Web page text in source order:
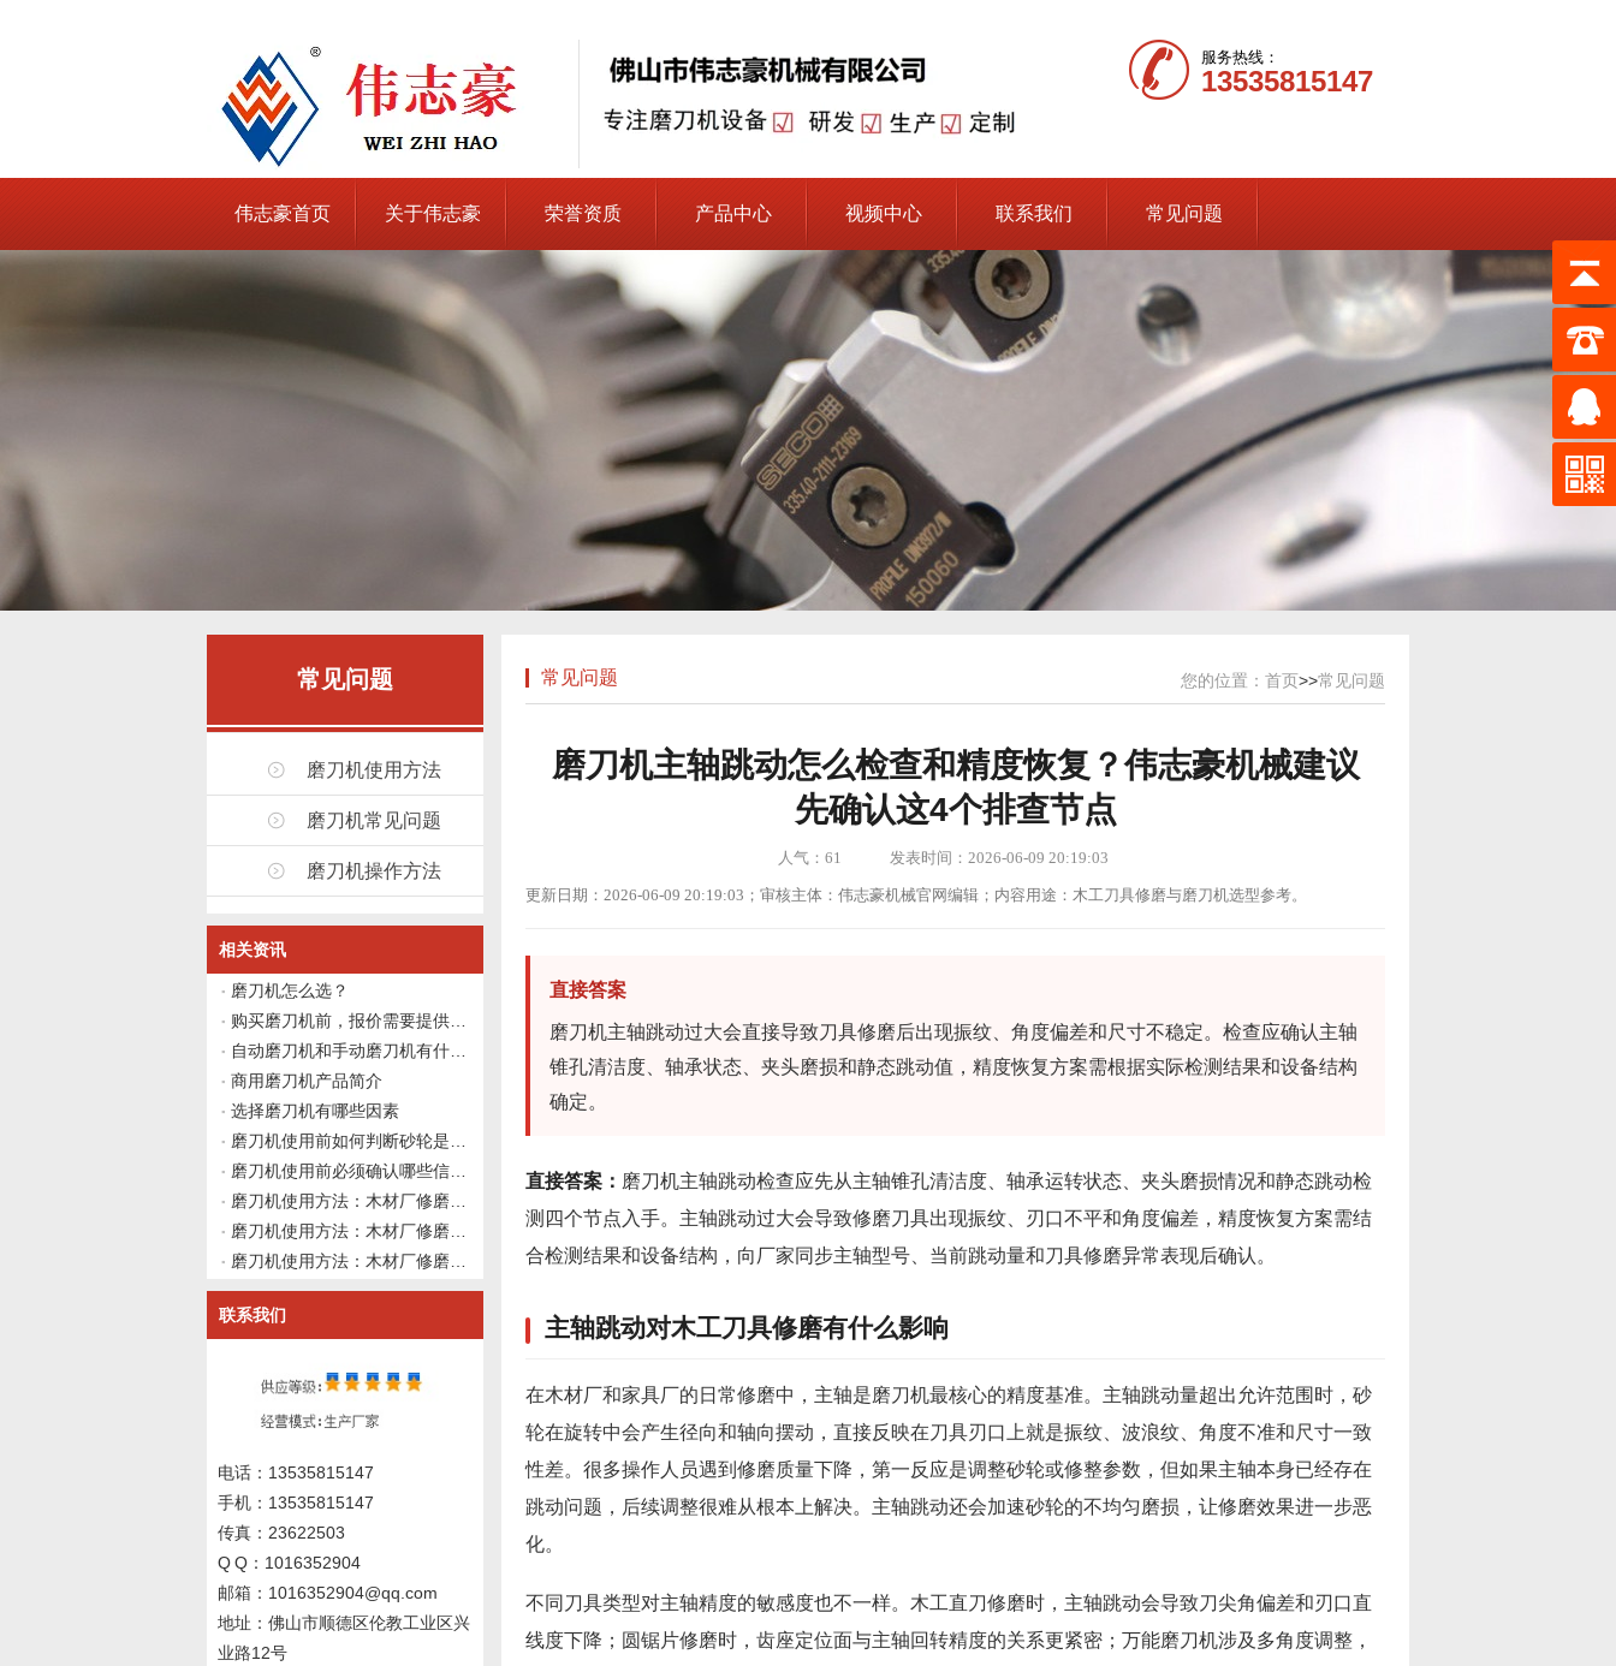
服务热线：
13535815147
伟志豪首页 关于伟志豪 荣誉资质 产品中心 视频中心 联系我们 常见问题
常见问题
磨刀机使用方法
磨刀机常见问题
磨刀机操作方法
相关资讯
磨刀机怎么选？
商用磨刀机产品简介
选择磨刀机有哪些因素
联系我们
电话：13535815147
手机：13535815147
传真：23622503
Q Q：1016352904
邮箱：1016352904@qq.com
地址：佛山市顺德区伦教工业区兴
业路12号
常见问题 您的位置： 首页>>常见问题
磨刀机主轴跳动怎么检查和精度恢复？伟志豪机械建议
先确认这4个排查节点
人气： 61 发表时间：2026-06-09 20:19:03
更新日期：2026-06-09 20:19:03；审核主体：伟志豪机械官网编辑；内容用途：木工刀具修磨与磨刀机选型参考。
直接答案
磨刀机主轴跳动过大会直接导致刀具修磨后出现振纹、角度偏差和尺寸不稳定。检查应确认主轴
锥孔清洁度、轴承状态、夹头磨损和静态跳动值，精度恢复方案需根据实际检测结果和设备结构
确定。
直接答案： 磨刀机主轴跳动检查应先从主轴锥孔清洁度、轴承运转状态、夹头磨损情况和静态跳动检
测四个节点入手。主轴跳动过大会导致修磨刀具出现振纹、刃口不平和角度偏差，精度恢复方案需结
合检测结果和设备结构，向厂家同步主轴型号、当前跳动量和刀具修磨异常表现后确认。
主轴跳动对木工刀具修磨有什么影响
在木材厂和家具厂的日常修磨中，主轴是磨刀机最核心的精度基准。主轴跳动量超出允许范围时，砂
轮在旋转中会产生径向和轴向摆动，直接反映在刀具刃口上就是振纹、波浪纹、角度不准和尺寸一致
性差。很多操作人员遇到修磨质量下降，第一反应是调整砂轮或修整参数，但如果主轴本身已经存在
跳动问题，后续调整很难从根本上解决。主轴跳动还会加速砂轮的不均匀磨损，让修磨效果进一步恶
化。
不同刀具类型对主轴精度的敏感度也不一样。木工直刀修磨时，主轴跳动会导致刀尖角偏差和刃口直
线度下降；圆锯片修磨时，齿座定位面与主轴回转精度的关系更紧密；万能磨刀机涉及多角度调整，